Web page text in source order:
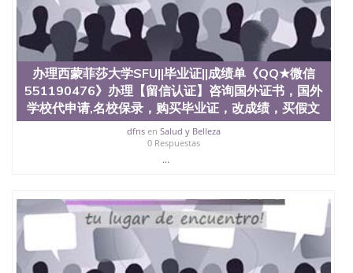
办理西蒙菲莎大学SFU||毕业证||成绩单《QQ★微信
551190476》办理【留信认证】咨询国外证书，国外
学校代申请,名校保录，购买毕业证，改成绩，买假文
dfnsen Salud y Belleza
0 Respuestas
...